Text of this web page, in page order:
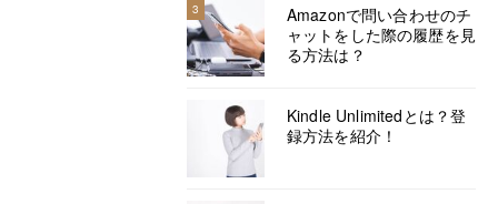
3
Amazonで問い合わせのチ
ャットをした際の履歴を見
る方法は？
Kindle Unlimitedとは？登
録方法を紹介！